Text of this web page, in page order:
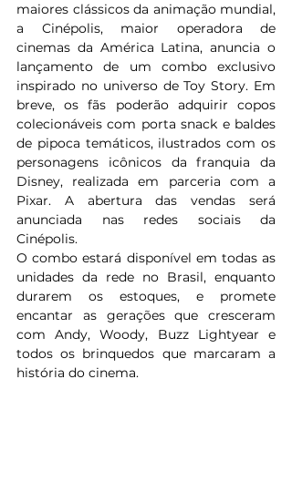
maiores clássicos da animação mundial,
a Cinépolis, maior operadora de
cinemas da América Latina, anuncia o
lançamento de um combo exclusivo
inspirado no universo de Toy Story. Em
breve, os fãs poderão adquirir copos
colecionáveis com porta snack e baldes
de pipoca temáticos, ilustrados com os
personagens icônicos da franquia da
Disney, realizada em parceria com a
Pixar. A abertura das vendas será
anunciada nas redes sociais da
Cinépolis.
O combo estará disponível em todas as
unidades da rede no Brasil, enquanto
durarem os estoques, e promete
encantar as gerações que cresceram
com Andy, Woody, Buzz Lightyear e
todos os brinquedos que marcaram a
história do cinema.